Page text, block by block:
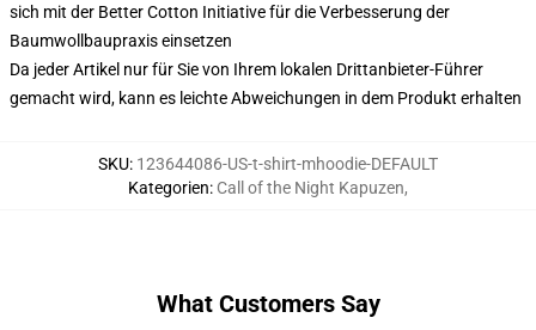
sich mit der Better Cotton Initiative für die Verbesserung der
Baumwollbaupraxis einsetzen
Da jeder Artikel nur für Sie von Ihrem lokalen Drittanbieter-Führer
gemacht wird, kann es leichte Abweichungen in dem Produkt erhalten
SKU: 123644086-US-t-shirt-mhoodie-DEFAULT
Kategorien: Call of the Night Kapuzen,
What Customers Say